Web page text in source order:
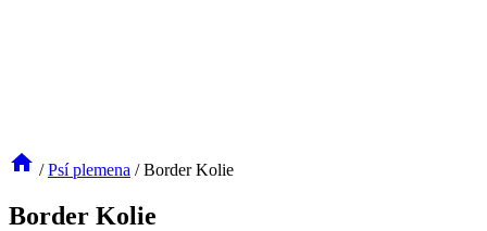
/ Psí plemena / Border Kolie
Border Kolie